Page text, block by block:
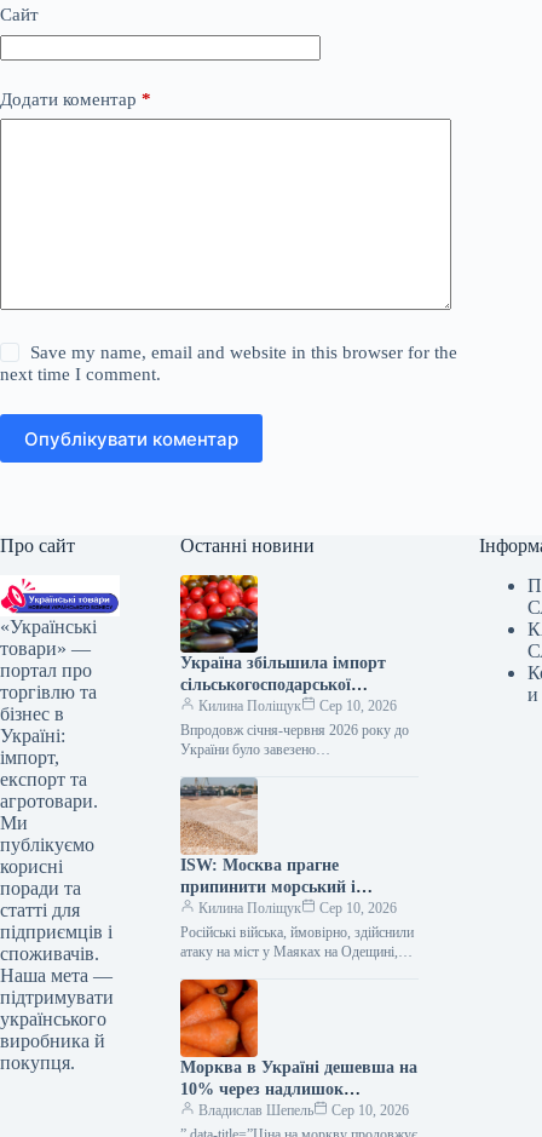
Сайт
Додати коментар *
Save my name, email and website in this browser for the
next time I comment.
Опублікувати коментар
Про сайт
«Українські
товари» —
портал про
торгівлю та
бізнес в
Україні:
імпорт,
експорт та
агротовари.
Ми
публікуємо
корисні
поради та
статті для
підприємців і
споживачів.
Наша мета —
підтримувати
українського
виробника й
покупця.
Останні новини
Україна збільшила імпорт
сільськогосподарської
продукції на 8% – ІАЕ
Килина Поліщук
Сер 10, 2026
Впродовж січня-червня 2026 року до
України було завезено
суму 4,704 млрд доларів США, що на
8% перевищує…
ISW: Москва прагне
припинити морський і
сухопутний експорт України.
Килина Поліщук
Сер 10, 2026
Російські війська, ймовірно, здійснили
атаку на міст у Маяках на Одещині,
українського зерна та іншої продукції
через…
Морква в Україні дешевша на
10% через надлишок
постачання — КУРКУЛЬ
Владислав Шепель
Сер 10, 2026
и